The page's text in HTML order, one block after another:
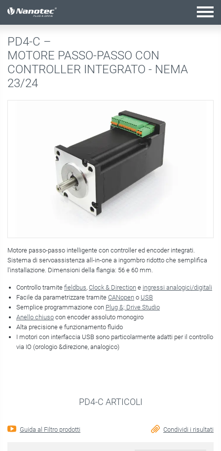
configurazione attiva
PD4-C –
MOTORE PASSO-PASSO CON
CONTROLLER INTEGRATO - NEMA
23/24
Motore passo-passo intelligente con controller ed encoder integrati.
Sistema di servoassistenza all-in-one a ingombro ridotto che semplifica
l'installazione. Dimensioni della flangia: 56 e 60 mm.
Controllo tramite fieldbus, Clock & Direction e ingressi analogici/digitali
Facile da parametrizzare tramite CANopen o USB
Semplice programmazione con Plug &; Drive Studio
Anello chiuso con encoder assoluto monogiro
Alta precisione e funzionamento fluido
I motori con interfaccia USB sono particolarmente adatti per il controllo
via IO (orologio &direzione, analogico)
PD4-C ARTICOLI
Guida al Filtro prodotti Condividi i risultati